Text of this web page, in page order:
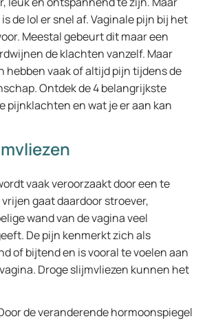
de lol er snel af. Vaginale pijn bij het
Meestal gebeurt dit maar een
de klachten vanzelf. Maar
hebben vaak of altijd pijn tijdens de
Ontdek de 4 belangrijkste
pijnklachten en wat je er aan kan
vaak veroorzaakt door een te
gaat daardoor stroever,
wand van de vagina veel
De pijn kenmerkt zich als
of bijtend en is vooral te voelen aan
Droge slijmvliezen kunnen het
de veranderende hormoonspiegel